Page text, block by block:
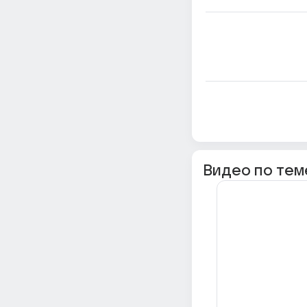
Видео по